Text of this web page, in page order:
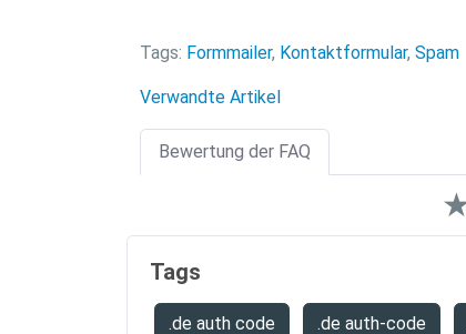
Tags: Formmailer, Kontaktformular, Spam
Verwandte Artikel
Bewertung der FAQ
Tags
.de auth code .de auth-code